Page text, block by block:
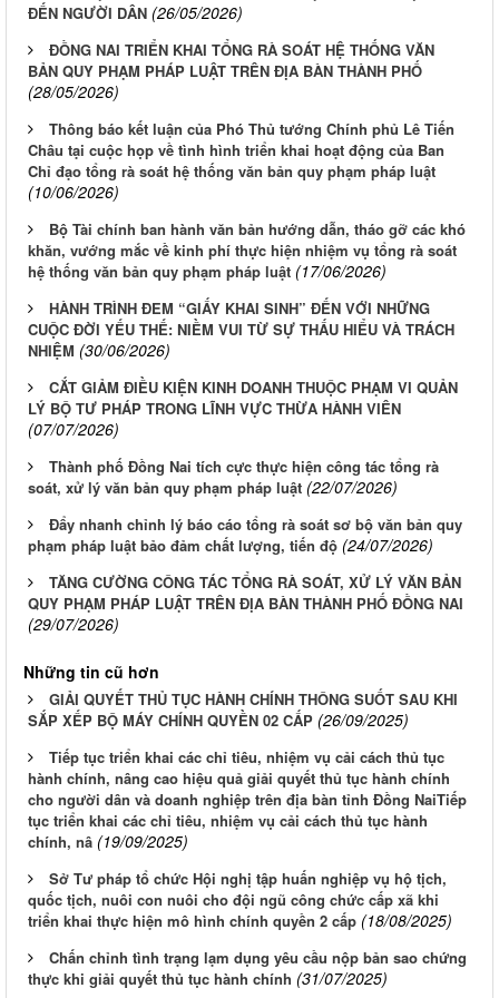
ĐẾN NGƯỜI DÂN (26/05/2026)
ĐỒNG NAI TRIỂN KHAI TỔNG RÀ SOÁT HỆ THỐNG VĂN
BẢN QUY PHẠM PHÁP LUẬT TRÊN ĐỊA BÀN THÀNH PHỐ
(28/05/2026)
Thông báo kết luận của Phó Thủ tướng Chính phủ Lê Tiến
Châu tại cuộc họp về tình hình triển khai hoạt động của Ban
Chỉ đạo tổng rà soát hệ thống văn bản quy phạm pháp luật
(10/06/2026)
Bộ Tài chính ban hành văn bản hướng dẫn, tháo gỡ các khó
khăn, vướng mắc về kinh phí thực hiện nhiệm vụ tổng rà soát
hệ thống văn bản quy phạm pháp luật (17/06/2026)
HÀNH TRÌNH ĐEM “GIẤY KHAI SINH” ĐẾN VỚI NHỮNG
CUỘC ĐỜI YẾU THẾ: NIỀM VUI TỪ SỰ THẤU HIỂU VÀ TRÁCH
NHIỆM (30/06/2026)
CẮT GIẢM ĐIỀU KIỆN KINH DOANH THUỘC PHẠM VI QUẢN
LÝ BỘ TƯ PHÁP TRONG LĨNH VỰC THỪA HÀNH VIÊN
(07/07/2026)
Thành phố Đồng Nai tích cực thực hiện công tác tổng rà
soát, xử lý văn bản quy phạm pháp luật (22/07/2026)
Đẩy nhanh chỉnh lý báo cáo tổng rà soát sơ bộ văn bản quy
phạm pháp luật bảo đảm chất lượng, tiến độ (24/07/2026)
TĂNG CƯỜNG CÔNG TÁC TỔNG RÀ SOÁT, XỬ LÝ VĂN BẢN
QUY PHẠM PHÁP LUẬT TRÊN ĐỊA BÀN THÀNH PHỐ ĐỒNG NAI
(29/07/2026)
Những tin cũ hơn
GIẢI QUYẾT THỦ TỤC HÀNH CHÍNH THÔNG SUỐT SAU KHI
SẮP XẾP BỘ MÁY CHÍNH QUYỀN 02 CẤP (26/09/2025)
Tiếp tục triển khai các chỉ tiêu, nhiệm vụ cải cách thủ tục
hành chính, nâng cao hiệu quả giải quyết thủ tục hành chính
cho người dân và doanh nghiệp trên địa bàn tỉnh Đồng NaiTiếp
tục triển khai các chỉ tiêu, nhiệm vụ cải cách thủ tục hành
chính, nâ (19/09/2025)
Sở Tư pháp tổ chức Hội nghị tập huấn nghiệp vụ hộ tịch,
quốc tịch, nuôi con nuôi cho đội ngũ công chức cấp xã khi
triển khai thực hiện mô hình chính quyền 2 cấp (18/08/2025)
Chấn chỉnh tình trạng lạm dụng yêu cầu nộp bản sao chứng
thực khi giải quyết thủ tục hành chính (31/07/2025)
LỊCH CÔNG TÁC TUẦN 13 NĂM 2026 CỦA BAN GIÁM ĐỐC